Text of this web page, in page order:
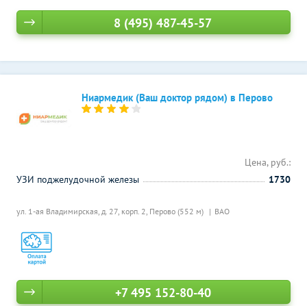
8 (495) 487-45-57
Ниармедик (Ваш доктор рядом) в Перово
ул. 1-ая Владимирская, д. 27, корп. 2, Перово (552 м) ВАО
Цена, руб.:
УЗИ поджелудочной железы
1730
+7 495 152-80-40